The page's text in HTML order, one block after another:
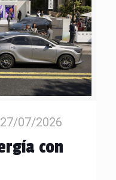
27/07/2026
con